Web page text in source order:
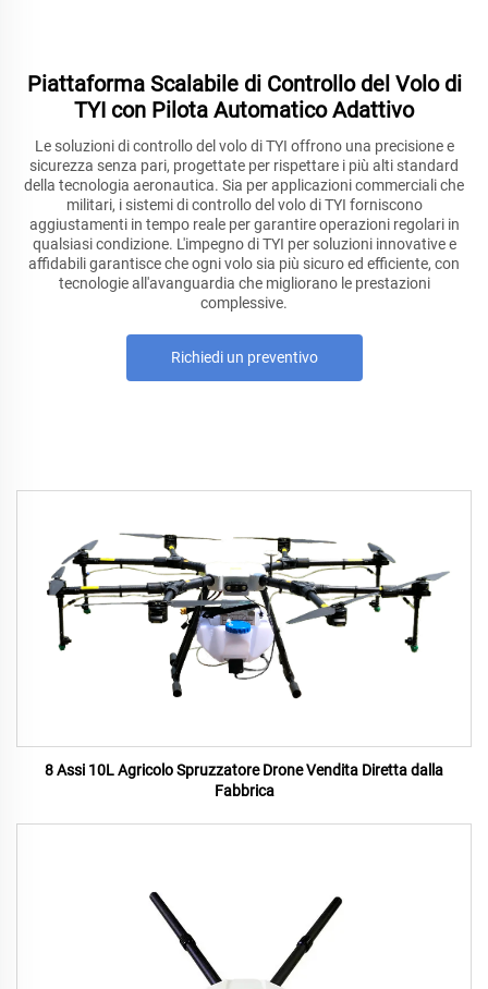
Piattaforma Scalabile di Controllo del Volo di
TYI con Pilota Automatico Adattivo
Le soluzioni di controllo del volo di TYI offrono una precisione e
sicurezza senza pari, progettate per rispettare i più alti standard
della tecnologia aeronautica. Sia per applicazioni commerciali che
militari, i sistemi di controllo del volo di TYI forniscono
aggiustamenti in tempo reale per garantire operazioni regolari in
qualsiasi condizione. L'impegno di TYI per soluzioni innovative e
affidabili garantisce che ogni volo sia più sicuro ed efficiente, con
tecnologie all'avanguardia che migliorano le prestazioni
complessive.
Richiedi un preventivo
8 Assi 10L Agricolo Spruzzatore Drone Vendita Diretta dalla
Fabbrica